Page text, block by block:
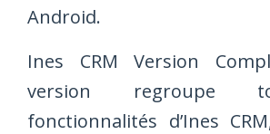
Android.
Ines CRM Version
version regroupe
fonctionnalités d’Ines